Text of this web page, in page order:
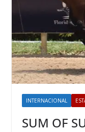
INTERNACIONAL
SUM OF